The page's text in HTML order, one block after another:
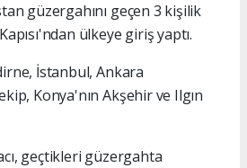
güzergahını geçen 3 kişilik
ülkeye giriş yaptı.
İstanbul, Ankara
Konya'nın Akşehir ve Ilgın
geçtikleri güzergahta